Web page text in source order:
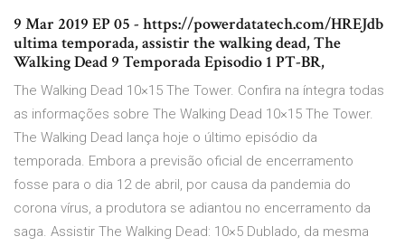
9 Mar 2019 EP 05 - https://powerdatatech.com/HREJdb
ultima temporada, assistir the walking dead, The
Walking Dead 9 Temporada Episodio 1 PT-BR,
The Walking Dead 10×15 The Tower. Confira na íntegra todas
as informações sobre The Walking Dead 10×15 The Tower.
The Walking Dead lança hoje o último episódio da
temporada. Embora a previsão oficial de encerramento
fosse para o dia 12 de abril, por causa da pandemia do
corona vírus, a produtora se adiantou no encerramento da
saga. Assistir The Walking Dead: 10×5 Dublado, da mesma